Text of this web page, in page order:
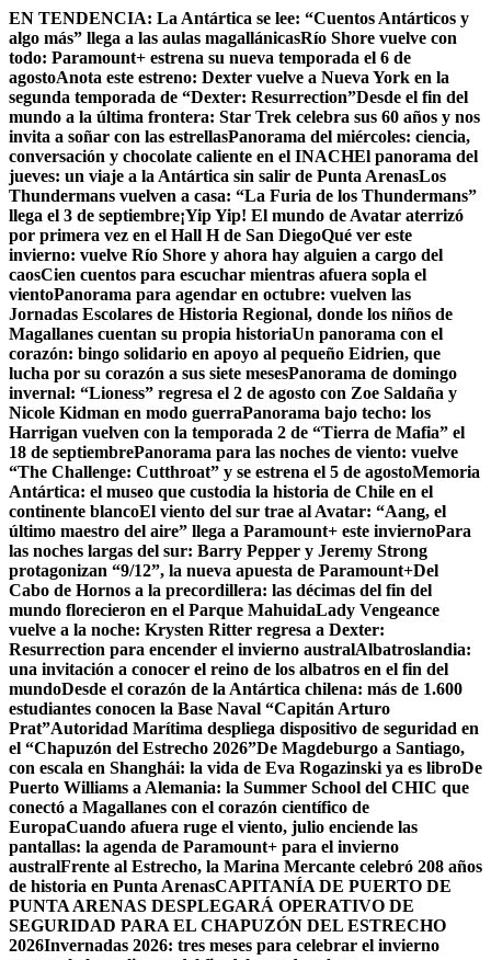
Skip
to
content
EN TENDENCIA: La Antártica se lee: “Cuentos Antárticos y
algo más” llega a las aulas magallánicasRío Shore vuelve con
todo: Paramount+ estrena su nueva temporada el 6 de
agostoAnota este estreno: Dexter vuelve a Nueva York en la
segunda temporada de “Dexter: Resurrection”Desde el fin del
mundo a la última frontera: Star Trek celebra sus 60 años y nos
invita a soñar con las estrellasPanorama del miércoles: ciencia,
conversación y chocolate caliente en el INACHEl panorama del
jueves: un viaje a la Antártica sin salir de Punta ArenasLos
Thundermans vuelven a casa: “La Furia de los Thundermans”
llega el 3 de septiembre¡Yip Yip! El mundo de Avatar aterrizó
por primera vez en el Hall H de San DiegoQué ver este
invierno: vuelve Río Shore y ahora hay alguien a cargo del
caosCien cuentos para escuchar mientras afuera sopla el
vientoPanorama para agendar en octubre: vuelven las
Jornadas Escolares de Historia Regional, donde los niños de
Magallanes cuentan su propia historiaUn panorama con el
corazón: bingo solidario en apoyo al pequeño Eidrien, que
lucha por su corazón a sus siete mesesPanorama de domingo
invernal: “Lioness” regresa el 2 de agosto con Zoe Saldaña y
Nicole Kidman en modo guerraPanorama bajo techo: los
Harrigan vuelven con la temporada 2 de “Tierra de Mafia” el
18 de septiembrePanorama para las noches de viento: vuelve
“The Challenge: Cutthroat” y se estrena el 5 de agostoMemoria
Antártica: el museo que custodia la historia de Chile en el
continente blancoEl viento del sur trae al Avatar: “Aang, el
último maestro del aire” llega a Paramount+ este inviernoPara
las noches largas del sur: Barry Pepper y Jeremy Strong
protagonizan “9/12”, la nueva apuesta de Paramount+Del
Cabo de Hornos a la precordillera: las décimas del fin del
mundo florecieron en el Parque MahuidaLady Vengeance
vuelve a la noche: Krysten Ritter regresa a Dexter:
Resurrection para encender el invierno australAlbatroslandia:
una invitación a conocer el reino de los albatros en el fin del
mundoDesde el corazón de la Antártica chilena: más de 1.600
estudiantes conocen la Base Naval “Capitán Arturo
Prat”Autoridad Marítima despliega dispositivo de seguridad en
el “Chapuzón del Estrecho 2026”De Magdeburgo a Santiago,
con escala en Shanghái: la vida de Eva Rogazinski ya es libroDe
Puerto Williams a Alemania: la Summer School del CHIC que
conectó a Magallanes con el corazón científico de
EuropaCuando afuera ruge el viento, julio enciende las
pantallas: la agenda de Paramount+ para el invierno
australFrente al Estrecho, la Marina Mercante celebró 208 años
de historia en Punta ArenasCAPITANÍA DE PUERTO DE
PUNTA ARENAS DESPLEGARÁ OPERATIVO DE
SEGURIDAD PARA EL CHAPUZÓN DEL ESTRECHO
2026Invernadas 2026: tres meses para celebrar el invierno